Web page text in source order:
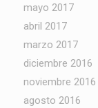
mayo 2017
abril 2017
marzo 2017
diciembre 2016
noviembre 2016
agosto 2016